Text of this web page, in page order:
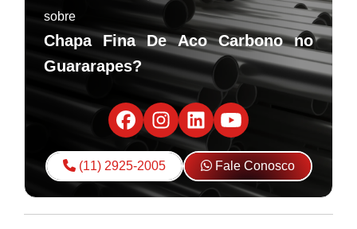
sobre
Chapa Fina De Aco Carbono no
Guararapes?
(11) 2925-2005 Fale Conosco